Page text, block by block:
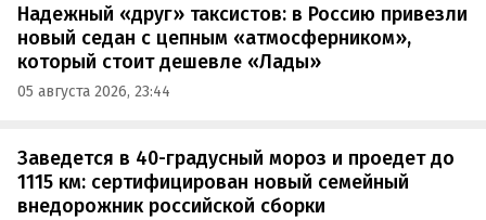
Надежный «друг» таксистов: в Россию привезли
новый седан с цепным «атмосферником»,
который стоит дешевле «Лады»
05 августа 2026, 23:44
Заведется в 40-градусный мороз и проедет до
1115 км: сертифицирован новый семейный
внедорожник российской сборки